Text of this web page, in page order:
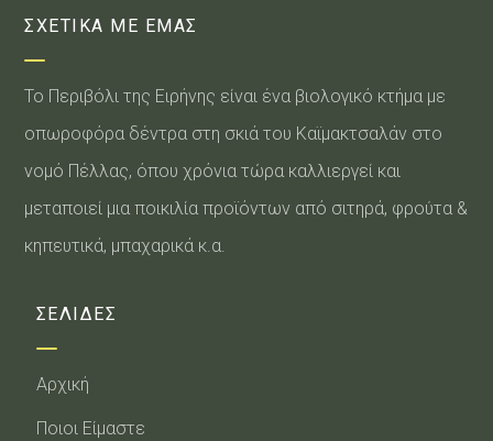
ΣΧΕΤΙΚΑ ΜΕ ΕΜΑΣ
Το Περιβόλι της Ειρήνης είναι ένα βιολογικό κτήμα με
οπωροφόρα δέντρα στη σκιά του Καϊμακτσαλάν στο
νομό Πέλλας, όπου χρόνια τώρα καλλιεργεί και
μεταποιεί μια ποικιλία προϊόντων από σιτηρά, φρούτα &
κηπευτικά, μπαχαρικά κ.α.
ΣΕΛΙΔΕΣ
Αρχική
Ποιοι Είμαστε